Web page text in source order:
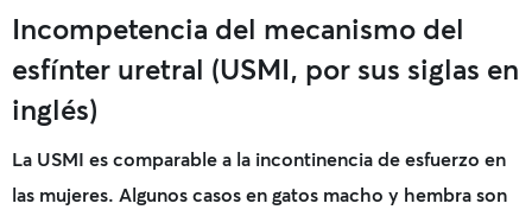
Incompetencia del mecanismo del
esfínter uretral (USMI, por sus siglas en
inglés)
La USMI es comparable a la incontinencia de esfuerzo en
las mujeres. Algunos casos en gatos macho y hembra son